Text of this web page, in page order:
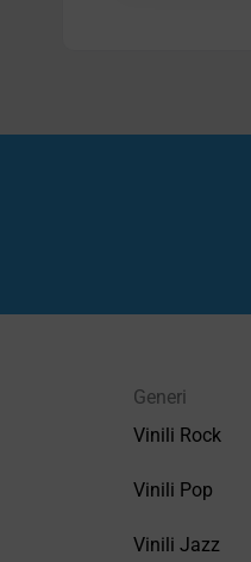
Generi
Vinili Rock
Vinili Pop
Vinili Jazz